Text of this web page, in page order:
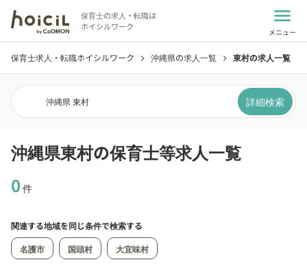
保育士の求人・転職は
ホイシルワーク
menu
メニュー
保育士求人・転職ホイシルワーク chevron_right 沖縄県の求人一覧 chevron_right 東村の求人一覧
沖縄県 東村 詳細検索
沖縄県東村の保育士等求人一覧
0 件
関連する地域を同じ条件で検索する
名護市
国頭村 大宜味村